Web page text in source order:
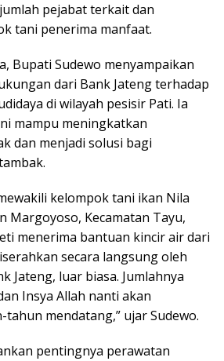
pejabat terkait dan
tani penerima manfaat.
Bupati Sudewo menyampaikan
dari Bank Jateng terhadap
di wilayah pesisir Pati. Ia
mampu meningkatkan
dan menjadi solusi bagi
kelompok tani ikan Nila
Margoyoso, Kecamatan Tayu,
menerima bantuan kincir air dari
secara langsung oleh
Jateng, luar biasa. Jumlahnya
Insya Allah nanti akan
mendatang,” ujar Sudewo.
pentingnya perawatan